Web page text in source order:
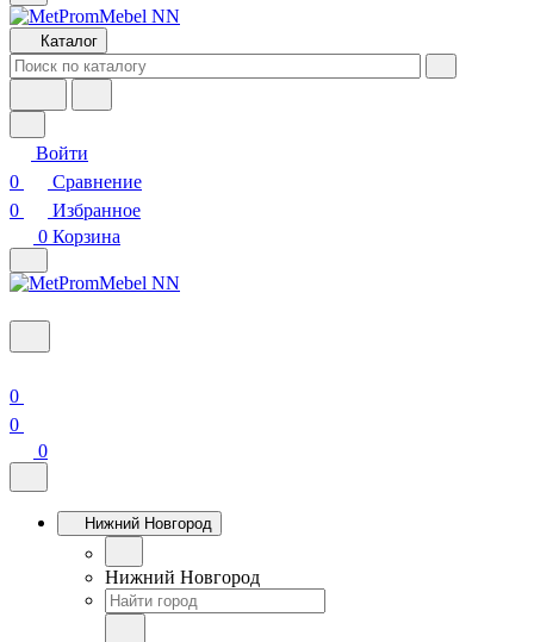
Каталог
Войти
0
Сравнение
0
Избранное
0 Корзина
0
0
0
Нижний Новгород
Нижний Новгород